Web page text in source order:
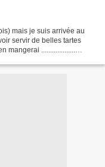
mais je suis arrivée au
servir de belles tartes
mangerai ...................